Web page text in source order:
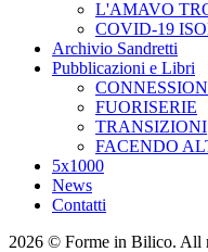
L'AMAVO
COVID-19
Archivio Sandretti
Pubblicazioni e Libri
FUORISERIE
TRANSIZIONI
FACENDO
5x1000
News
Contatti
2026 © Forme in Bilico. All